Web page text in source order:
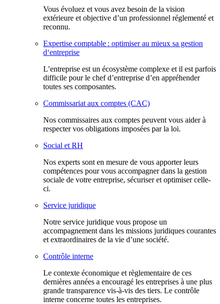
Vous évoluez et vous avez besoin de la vision
extérieure et objective d’un professionnel réglementé et
reconnu.
Expertise comptable : optimiser au mieux sa gestion
d‘entreprise
L’entreprise est un écosystème complexe et il est parfois
difficile pour le chef d’entreprise d’en appréhender
toutes ses composantes.
Commissariat aux comptes (CAC)
Nos commissaires aux comptes peuvent vous aider à
respecter vos obligations imposées par la loi.
Social et RH
Nos experts sont en mesure de vous apporter leurs
compétences pour vous accompagner dans la gestion
sociale de votre entreprise, sécuriser et optimiser celle-
ci.
Service juridique
Notre service juridique vous propose un
accompagnement dans les missions juridiques courantes
et extraordinaires de la vie d’une société.
Contrôle interne
Le contexte économique et règlementaire de ces
dernières années a encouragé les entreprises à une plus
grande transparence vis-à-vis des tiers. Le contrôle
interne concerne toutes les entreprises.